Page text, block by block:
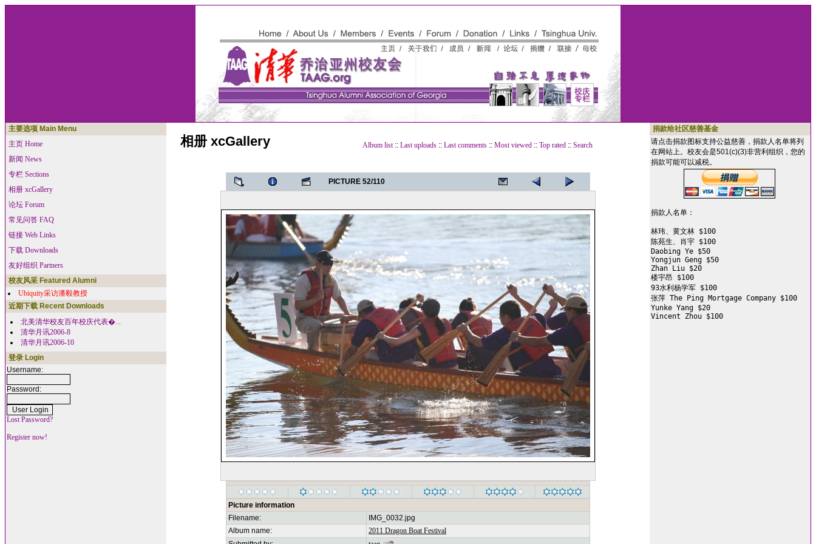
主要选项 Main Menu
主页 Home
新闻 News
专栏 Sections
相册 xcGallery
论坛 Forum
常见问答 FAQ
链接 Web Links
下载 Downloads
友好组织 Partners
校友风采 Featured Alumni
Ubiquity采访潘毅教授
近期下载 Recent Downloads
北美清华校友百年校庆代表�...
清华月讯2006-8
清华月讯2006-10
登录 Login
Username:
Password:
Lost Password?
Register now!
相册 xcGallery Album list:: Last uploads:: Last comments:: Most viewed:: Top rated:: Search
PICTURE 52/110
Picture information
Filename:
IMG_0032.jpg
Album name:
2011 Dragon Boat Festival
捐款给社区慈善基金
请点击捐款图标支持公益慈善，捐款人名单将列
在网站上。校友会是501(c)(3)非营利组织，您的
捐款可能可以减税。
捐款人名单：
林玮、黄文林 $100
陈苑生、肖宇 $100
Daobing Ye $50
Yongjun Geng $50
Zhan Liu $20
楼宇昂 $100
93水利杨学军 $100
张萍 The Ping Mortgage Company $100
Yunke Yang $20
Vincent Zhou $100